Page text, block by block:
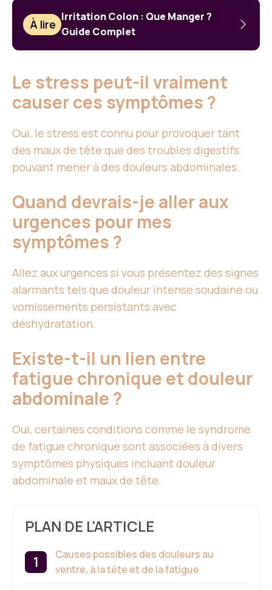
À lire
Irritation Colon : Que Manger ?
Guide Complet
Le stress peut-il vraiment
causer ces symptômes ?
Oui, le stress est connu pour provoquer tant
des maux de tête que des troubles digestifs
pouvant mener à des douleurs abdominales.
Quand devrais-je aller aux
urgences pour mes
symptômes ?
Allez aux urgences si vous présentez des signes
alarmants tels que douleur intense soudaine ou
vomissements persistants avec
déshydratation.
Existe-t-il un lien entre
fatigue chronique et douleur
abdominale ?
Oui, certaines conditions comme le syndrome
de fatigue chronique sont associées à divers
symptômes physiques incluant douleur
abdominale et maux de tête.
PLAN DE L'ARTICLE
Causes possibles des douleurs au
ventre, à la tête et de la fatigue